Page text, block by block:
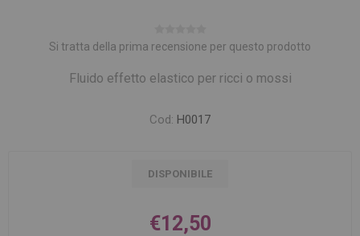
Si tratta della prima recensione per questo prodotto
Fluido effetto elastico per ricci o mossi
Cod: H0017
DISPONIBILE
€12,50